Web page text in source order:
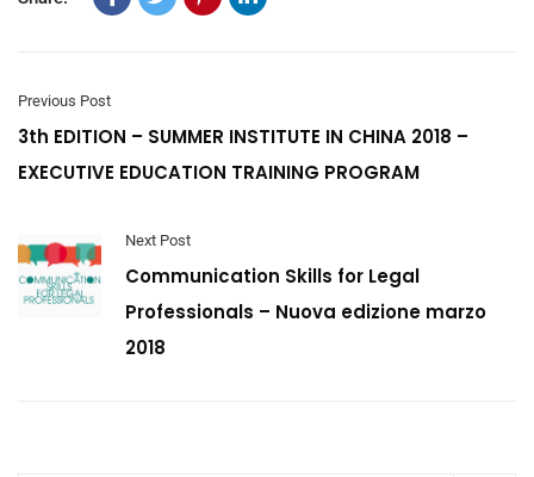
Previous Post
3th EDITION – SUMMER INSTITUTE IN CHINA 2018 –
EXECUTIVE EDUCATION TRAINING PROGRAM
Next Post
Communication Skills for Legal
Professionals – Nuova edizione marzo
2018